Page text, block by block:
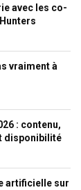
avec les co-
vraiment à
: contenu,
disponibilité
artificielle sur